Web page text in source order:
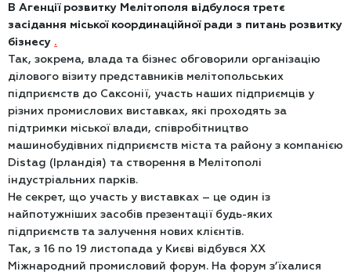
В Агенції розвитку Мелітополя відбулося третє
засідання міської координаційної ради з питань розвитку
бізнесу .
Так, зокрема, влада та бізнес обговорили організацію
ділового візиту представників мелітопольських
підприємств до Саксонії, участь наших підприємців у
різних промислових виставках, які проходять за
підтримки міської влади, співробітництво
машинобудівних підприємств міста та району з компанією
Distag (Ірландія) та створення в Мелітополі
індустріальних парків.
Не секрет, що участь у виставках – це один із
найпотужніших засобів презентації будь-яких
підприємств та залучення нових клієнтів.
Так, з 16 по 19 листопада у Києві відбувся XX
Міжнародний промисловий форум. На форум з’їхалися